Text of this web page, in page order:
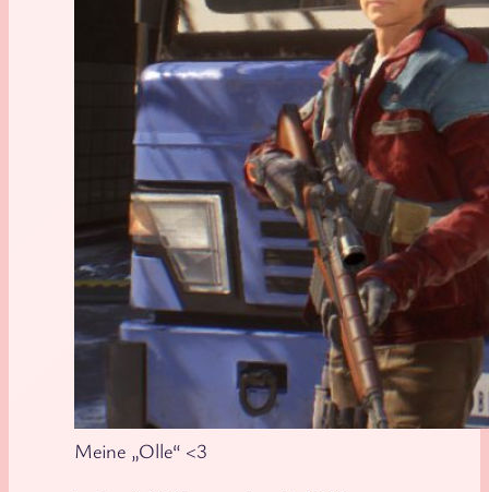
Meine „Olle“ <3